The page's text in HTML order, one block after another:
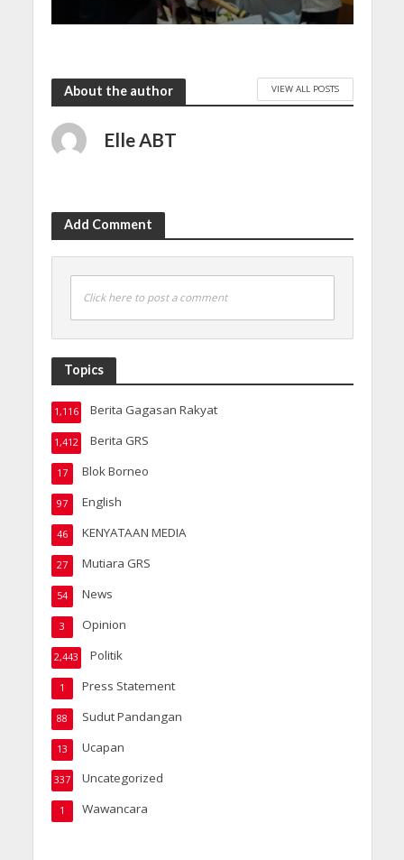
About the author VIEW ALL POSTS
Elle ABT
Add Comment
Click here to post a comment
Topics
Berita Gagasan Rakyat
1,116
Berita GRS
1,412
Blok Borneo
17
English
97
KENYATAAN MEDIA
46
Mutiara GRS
27
News
54
Opinion
3
Politik
2,443
Press Statement
1
Sudut Pandangan
88
Ucapan
13
Uncategorized
337
Wawancara
1